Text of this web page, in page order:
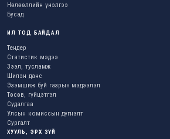
Нөлөөллийн үнэлгээ
Бусад
ИЛ ТОД БАЙДАЛ
Тендер
Статистик мэдээ
Зээл, тусламж
Шилэн данс
Эзэмшиж буй газрын мэдээлэл
Төсөв, гүйцэтгэл
Судалгаа
Улсын комиссын дүгнэлт
Сургалт
ХУУЛЬ, ЭРХ ЗҮЙ